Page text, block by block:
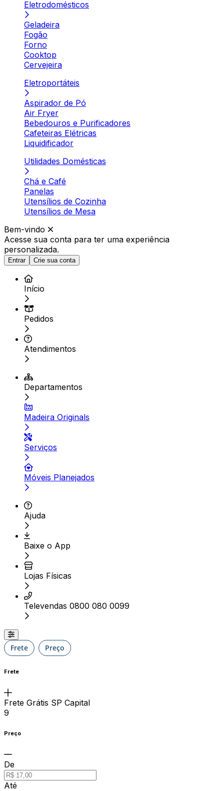
Eletrodomésticos
Geladeira
Fogão
Forno
Cooktop
Cervejeira
Eletroportáteis
Aspirador de Pó
Air Fryer
Bebedouros e Purificadores
Cafeteiras Elétricas
Liquidificador
Utilidades Domésticas
Chá e Café
Panelas
Utensílios de Cozinha
Utensílios de Mesa
Bem-vindo
Acesse sua conta para ter uma experiência
personalizada.
Entrar Crie sua conta
Início
Pedidos
Atendimentos
Departamentos
Madeira Originals
Serviços
Móveis Planejados
Ajuda
Baixe o App
Lojas Físicas
Televendas 0800 080 0099
Frete Preço
Frete
Frete Grátis SP Capital
9
Preço
De
Até